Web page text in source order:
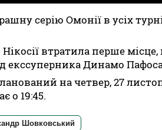
серію Омонії в усіх
втратила перше
екссуперника Динамо
на четвер, 27
о 19:45.
Шовковський